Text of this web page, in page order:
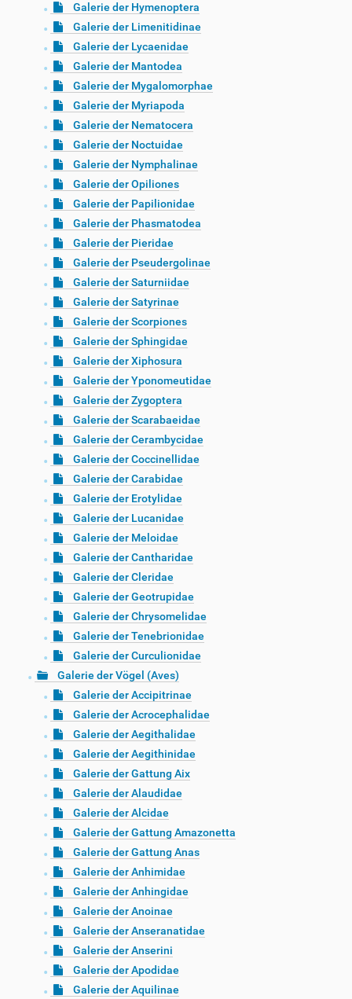
Galerie der Hymenoptera
Galerie der Limenitidinae
Galerie der Lycaenidae
Galerie der Mantodea
Galerie der Mygalomorphae
Galerie der Myriapoda
Galerie der Nematocera
Galerie der Noctuidae
Galerie der Nymphalinae
Galerie der Opiliones
Galerie der Papilionidae
Galerie der Phasmatodea
Galerie der Pieridae
Galerie der Pseudergolinae
Galerie der Saturniidae
Galerie der Satyrinae
Galerie der Scorpiones
Galerie der Sphingidae
Galerie der Xiphosura
Galerie der Yponomeutidae
Galerie der Zygoptera
Galerie der Scarabaeidae
Galerie der Cerambycidae
Galerie der Coccinellidae
Galerie der Carabidae
Galerie der Erotylidae
Galerie der Lucanidae
Galerie der Meloidae
Galerie der Cantharidae
Galerie der Cleridae
Galerie der Geotrupidae
Galerie der Chrysomelidae
Galerie der Tenebrionidae
Galerie der Curculionidae
Galerie der Vögel (Aves)
Galerie der Accipitrinae
Galerie der Acrocephalidae
Galerie der Aegithalidae
Galerie der Aegithinidae
Galerie der Gattung Aix
Galerie der Alaudidae
Galerie der Alcidae
Galerie der Gattung Amazonetta
Galerie der Gattung Anas
Galerie der Anhimidae
Galerie der Anhingidae
Galerie der Anoinae
Galerie der Anseranatidae
Galerie der Anserini
Galerie der Apodidae
Galerie der Aquilinae